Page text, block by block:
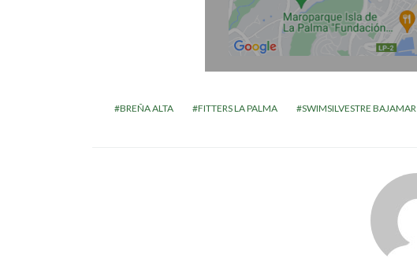
BREÑA ALTA FITTERS LA PALMA SWIMSILVESTRE BAJAMAR